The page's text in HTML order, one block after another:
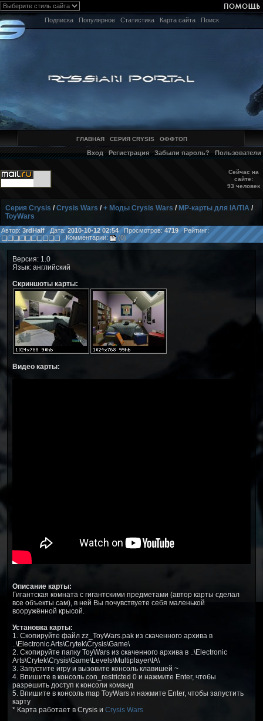
Подписка Популярное Статистика Карта сайта Поиск
ГЛАВНАЯ СЕРИЯ CRYSIS ОФФТОП
Вход Регистрация Забыли пароль? Пользователи
Сейчас на
сайте:
93 человек
Серия Crysis /Crysis Wars /+ Моды Crysis Wars / MP-карты для IA/TIA /
ToyWars
Автор: 3rdHalf Дата:2010-10-12 02:54Просмотров: 4719Рейтинг:
Комментарии:
(0)
Версия: 1.0
Язык: английский
Скриншоты карты:
Видео карты:
Описание карты:
Гигантская комната с гигантскими предметами (автор карты сделал
все объекты сам), в ней Вы почувствуете себя маленькой
вооружённой крысой.
Установка карты:
1. Скопируйте файл zz_ToyWars.pak из скаченного архива в
..\Electronic Arts\Crytek\Crysis\Game\
2. Скопируйте папку ToyWars из скаченного архива в ..\Electronic
Arts\Crytek\Crysis\Game\Levels\Multiplayer\IA\
3. Запустите игру и вызовите консоль клавишей ~
4. Впишите в консоль con_restricted 0 и нажмите Enter, чтобы
разрешить доступ к консоли команд
5. Впишите в консоль map ToyWars и нажмите Enter, чтобы запустить
карту
* Карта работает в Crysis и Crysis Wars